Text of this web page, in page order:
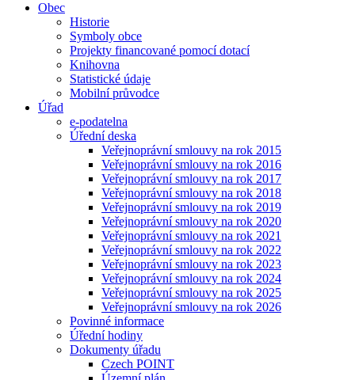
Obec
Historie
Symboly obce
Projekty financované pomocí dotací
Knihovna
Statistické údaje
Mobilní průvodce
Úřad
e-podatelna
Úřední deska
Veřejnoprávní smlouvy na rok 2015
Veřejnoprávní smlouvy na rok 2016
Veřejnoprávní smlouvy na rok 2017
Veřejnoprávní smlouvy na rok 2018
Veřejnoprávní smlouvy na rok 2019
Veřejnoprávní smlouvy na rok 2020
Veřejnoprávní smlouvy na rok 2021
Veřejnoprávní smlouvy na rok 2022
Veřejnoprávní smlouvy na rok 2023
Veřejnoprávní smlouvy na rok 2024
Veřejnoprávní smlouvy na rok 2025
Veřejnoprávní smlouvy na rok 2026
Povinné informace
Úřední hodiny
Dokumenty úřadu
Czech POINT